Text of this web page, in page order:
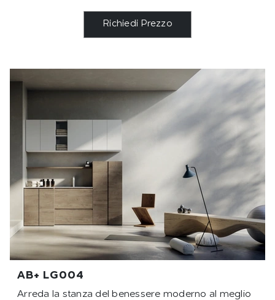
Richiedi Prezzo
AB+ LG004
Arreda la stanza del benessere moderno al meglio